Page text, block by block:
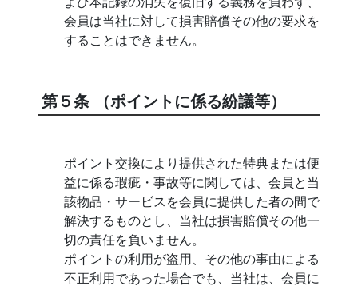
会員は当社に対して損害賠償その他の要求を
することはできません。
第５条 （ポイントに係る紛議等）
ポイント交換により提供された特典または便
益に係る瑕疵・事故等に関しては、会員と当
該物品・サービスを会員に提供した者の間で
解決するものとし、当社は損害賠償その他一
切の責任を負いません。
ポイントの利用が盗用、その他の事由による
不正利用であった場合でも、当社は、会員に